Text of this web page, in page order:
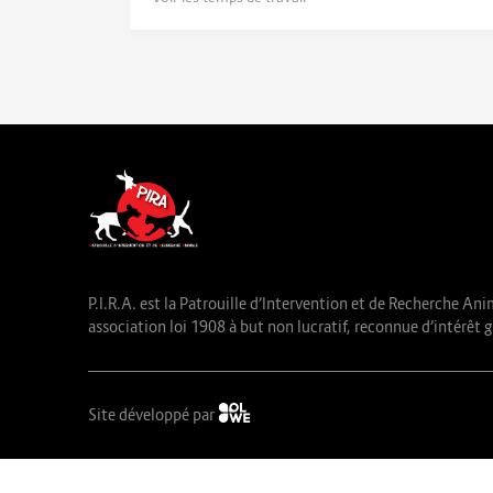
P.I.R.A. est la Patrouille d’Intervention et de Recherche
association loi 1908 à but non lucratif, reconnue d’intérêt
Site développé par